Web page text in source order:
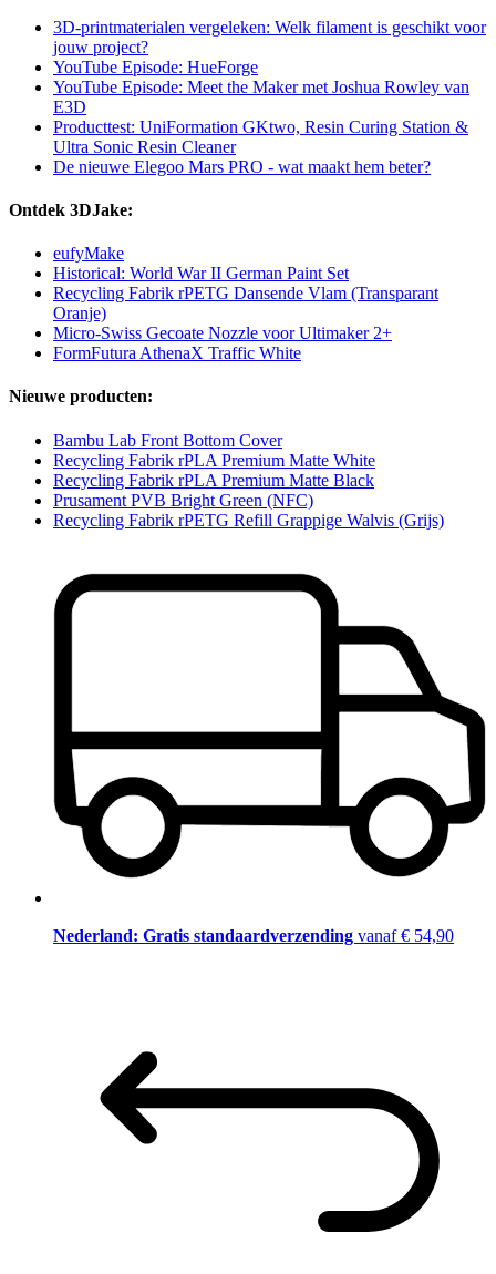
3D-printmaterialen vergeleken: Welk filament is geschikt voor
jouw project?
YouTube Episode: HueForge
YouTube Episode: Meet the Maker met Joshua Rowley van
E3D
Producttest: UniFormation GKtwo, Resin Curing Station &
Ultra Sonic Resin Cleaner
De nieuwe Elegoo Mars PRO - wat maakt hem beter?
Ontdek 3DJake:
eufyMake
Historical: World War II German Paint Set
Recycling Fabrik rPETG Dansende Vlam (Transparant
Oranje)
Micro-Swiss Gecoate Nozzle voor Ultimaker 2+
FormFutura AthenaX Traffic White
Nieuwe producten:
Bambu Lab Front Bottom Cover
Recycling Fabrik rPLA Premium Matte White
Recycling Fabrik rPLA Premium Matte Black
Prusament PVB Bright Green (NFC)
Recycling Fabrik rPETG Refill Grappige Walvis (Grijs)
Nederland: Gratis standaardverzending vanaf € 54,90